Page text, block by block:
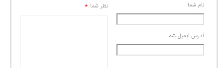
نام شما
آدرس ايميل شما
نظر شما *